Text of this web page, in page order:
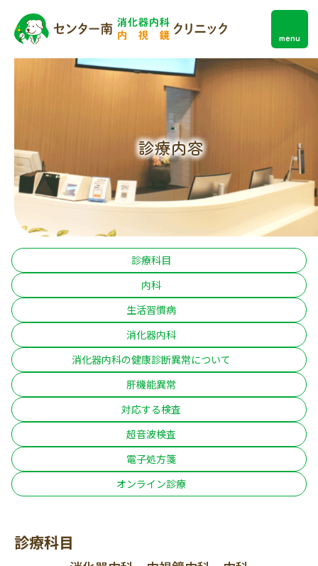
診療内容
診療科目
内科
生活習慣病
消化器内科
消化器内科の健康診断異常について
肝機能異常
対応する検査
超音波検査
電子処方箋
オンライン診療
診療科目
menu